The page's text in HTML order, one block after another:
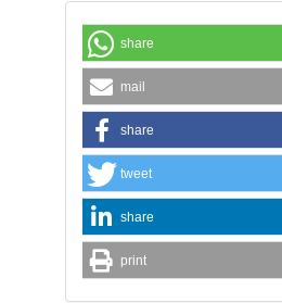
share
mail
share
tweet
share
print